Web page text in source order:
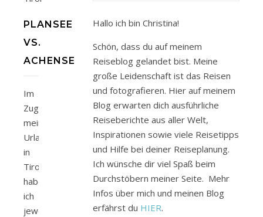
PLANSEE
VS.
ACHENSEE
Im
Zuge
meines
Urlaubes
in
Tirol
habe
ich
jeweils
Hallo ich bin Christina!
Schön, dass du auf meinem
Reiseblog gelandet bist. Meine
große Leidenschaft ist das Reisen
und fotografieren. Hier auf meinem
Blog erwarten dich ausführliche
Reiseberichte aus aller Welt,
Inspirationen sowie viele Reisetipps
und Hilfe bei deiner Reiseplanung.
Ich wünsche dir viel Spaß beim
Durchstöbern meiner Seite. Mehr
Infos über mich und meinen Blog
erfährst du HIER.